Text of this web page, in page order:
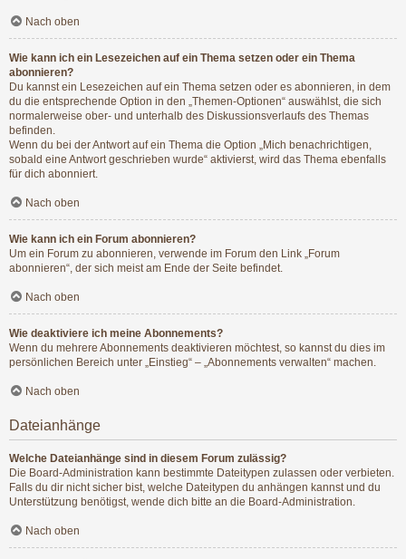
Nach oben
Wie kann ich ein Lesezeichen auf ein Thema setzen oder ein Thema
abonnieren?
Du kannst ein Lesezeichen auf ein Thema setzen oder es abonnieren, in dem
du die entsprechende Option in den „Themen-Optionen“ auswählst, die sich
normalerweise ober- und unterhalb des Diskussionsverlaufs des Themas
befinden.
Wenn du bei der Antwort auf ein Thema die Option „Mich benachrichtigen,
sobald eine Antwort geschrieben wurde“ aktivierst, wird das Thema ebenfalls
für dich abonniert.
Nach oben
Wie kann ich ein Forum abonnieren?
Um ein Forum zu abonnieren, verwende im Forum den Link „Forum
abonnieren“, der sich meist am Ende der Seite befindet.
Nach oben
Wie deaktiviere ich meine Abonnements?
Wenn du mehrere Abonnements deaktivieren möchtest, so kannst du dies im
persönlichen Bereich unter „Einstieg“ – „Abonnements verwalten“ machen.
Nach oben
Dateianhänge
Welche Dateianhänge sind in diesem Forum zulässig?
Die Board-Administration kann bestimmte Dateitypen zulassen oder verbieten.
Falls du dir nicht sicher bist, welche Dateitypen du anhängen kannst und du
Unterstützung benötigst, wende dich bitte an die Board-Administration.
Nach oben